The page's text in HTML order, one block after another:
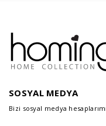
SOSYAL MEDYA
Bizi sosyal medya